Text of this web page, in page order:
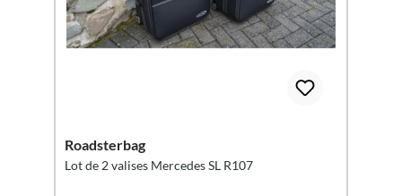
Roadsterbag
Lot de 2 valises Mercedes SL R107